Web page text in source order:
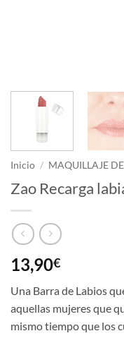
Inicio / MAQUILLAJE
Zao Recarga
13,90€
Una Barra de Labios
aquellas mujeres que
mismo tiempo que los